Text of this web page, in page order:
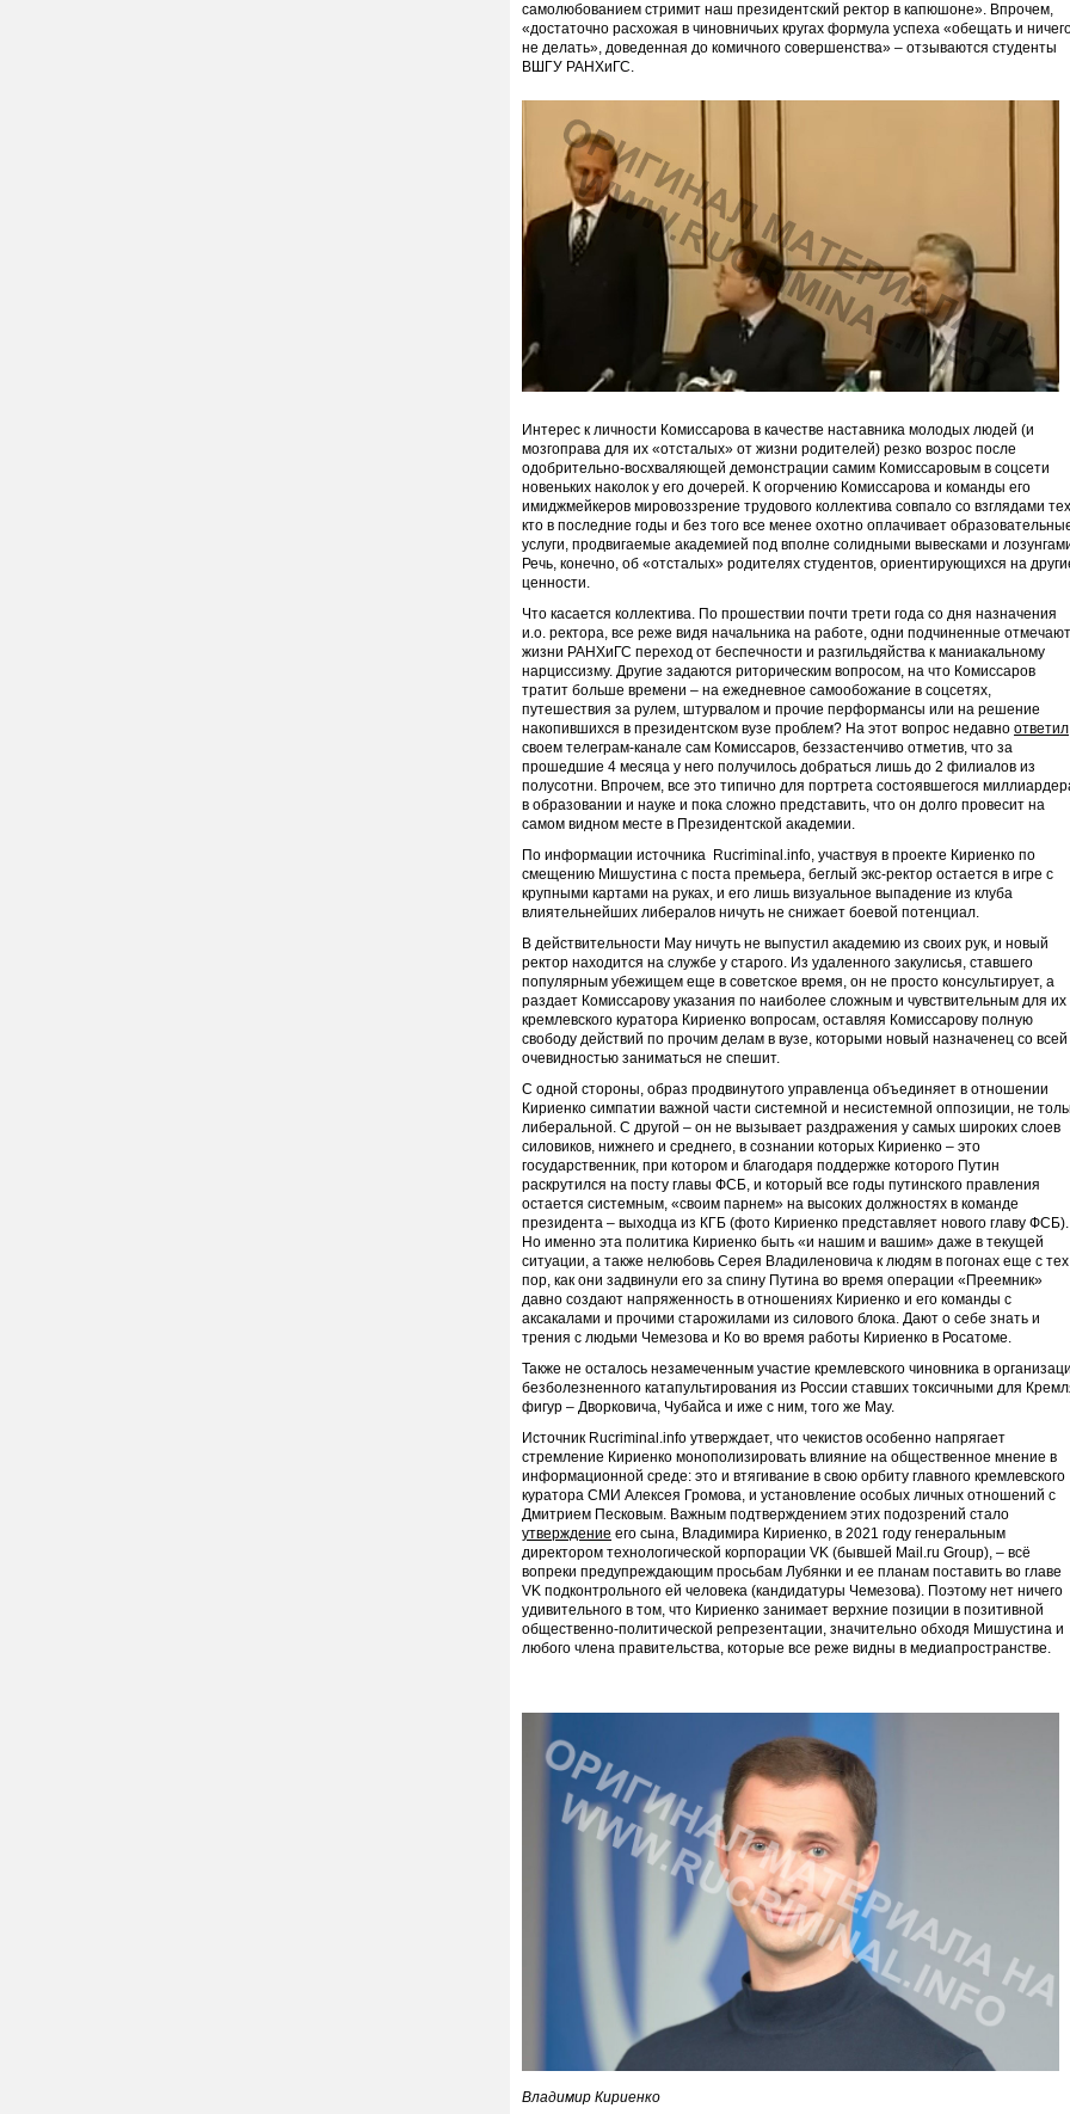
самолюбованием стримит наш президентский ректор в капюшоне». Впрочем,
«достаточно расхожая в чиновничьих кругах формула успеха «обещать и
не делать», доведенная до комичного совершенства» – отзываются студенты
ВШГУ РАНХиГС.
Интерес к личности Комиссарова в качестве наставника молодых людей (и
мозгоправа для их «отсталых» от жизни родителей) резко возрос после
одобрительно-восхваляющей демонстрации самим Комиссаровым в соцсети
новеньких наколок у его дочерей. К огорчению Комиссарова и команды его
имиджмейкеров мировоззрение трудового коллектива совпало со взглядами
кто в последние годы и без того все менее охотно оплачивает
услуги, продвигаемые академией под вполне солидными вывесками и
Речь, конечно, об «отсталых» родителях студентов, ориентирующихся на
ценности.
Что касается коллектива. По прошествии почти трети года со дня назначения
и.о. ректора, все реже видя начальника на работе, одни подчиненные
жизни РАНХиГС переход от беспечности и разгильдяйства к маниакальному
нарциссизму. Другие задаются риторическим вопросом, на что Комиссаров
тратит больше времени – на ежедневное самообожание в соцсетях,
путешествия за рулем, штурвалом и прочие перформансы или на решение
накопившихся в президентском вузе проблем? На этот вопрос недавно ответил
своем телеграм-канале сам Комиссаров, беззастенчиво отметив, что за
прошедшие 4 месяца у него получилось добраться лишь до 2 филиалов из
полусотни. Впрочем, все это типично для портрета состоявшегося
в образовании и науке и пока сложно представить, что он долго провесит на
самом видном месте в Президентской академии.
По информации источника Rucriminal.infо, участвуя в проекте Кириенко по
смещению Мишустина с поста премьера, беглый экс-ректор остается в игре с
крупными картами на руках, и его лишь визуальное выпадение из клуба
влиятельнейших либералов ничуть не снижает боевой потенциал.
В действительности Мау ничуть не выпустил академию из своих рук, и новый
ректор находится на службе у старого. Из удаленного закулисья, ставшего
популярным убежищем еще в советское время, он не просто консультирует, а
раздает Комиссарову указания по наиболее сложным и чувствительным для их
кремлевского куратора Кириенко вопросам, оставляя Комиссарову полную
свободу действий по прочим делам в вузе, которыми новый назначенец со всей
очевидностью заниматься не спешит.
С одной стороны, образ продвинутого управленца объединяет в отношении
Кириенко симпатии важной части системной и несистемной оппозиции, не
либеральной. С другой – он не вызывает раздражения у самых широких слоев
силовиков, нижнего и среднего, в сознании которых Кириенко – это
государственник, при котором и благодаря поддержке которого Путин
раскрутился на посту главы ФСБ, и который все годы путинского правления
остается системным, «своим парнем» на высоких должностях в команде
президента – выходца из КГБ (фото Кириенко представляет нового главу
Но именно эта политика Кириенко быть «и нашим и вашим» даже в текущей
ситуации, а также нелюбовь Серея Владиленовича к людям в погонах еще с тех
пор, как они задвинули его за спину Путина во время операции «Преемник»
давно создают напряженность в отношениях Кириенко и его команды с
аксакалами и прочими старожилами из силового блока. Дают о себе знать и
трения с людьми Чемезова и Ко во время работы Кириенко в Росатоме.
Также не осталось незамеченным участие кремлевского чиновника в
безболезненного катапультирования из России ставших токсичными для
фигур – Дворковича, Чубайса и иже с ним, того же Мау.
Источник Rucriminal.info утверждает, что чекистов особенно напрягает
стремление Кириенко монополизировать влияние на общественное мнение в
информационной среде: это и втягивание в свою орбиту главного кремлевского
куратора СМИ Алексея Громова, и установление особых личных отношений с
Дмитрием Песковым. Важным подтверждением этих подозрений стало
утверждение его сына, Владимира Кириенко, в 2021 году генеральным
директором технологической корпорации VK (бывшей Mail.ru Group), – всё
вопреки предупреждающим просьбам Лубянки и ее планам поставить во главе
VK подконтрольного ей человека (кандидатуры Чемезова). Поэтому нет ничего
удивительного в том, что Кириенко занимает верхние позиции в позитивной
общественно-политической репрезентации, значительно обходя Мишустина и
любого члена правительства, которые все реже видны в медиапространстве.
Владимир Кириенко